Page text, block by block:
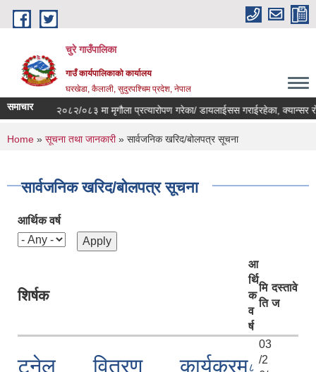
Skip to main content
चुरे गाउँपालिका
गाउँ कार्यपालिकाको कार्यालय
घरखेडा, कैलाली, सुदुरपश्चिम प्रदेश, नेपाल
समाचारआ.ब. २०८२/०८३ मा मृगौला प्रत्यारोपण गरेका/ डायलाईसस गराईरहेका, क्यान्सर
You are here
Home » सूचना तथा जानकारी» सार्वजनिक खरिद/बोलपत्र सूचना
सार्वजनिक खरिद/बोलपत्र सूचना
आर्थिक वर्ष
शिर्षक
आ
र्थि
क
व
र्ष
मि
ति
दस्तावे
ज
टनेल वितरण कार्यक्रम८
03
/2